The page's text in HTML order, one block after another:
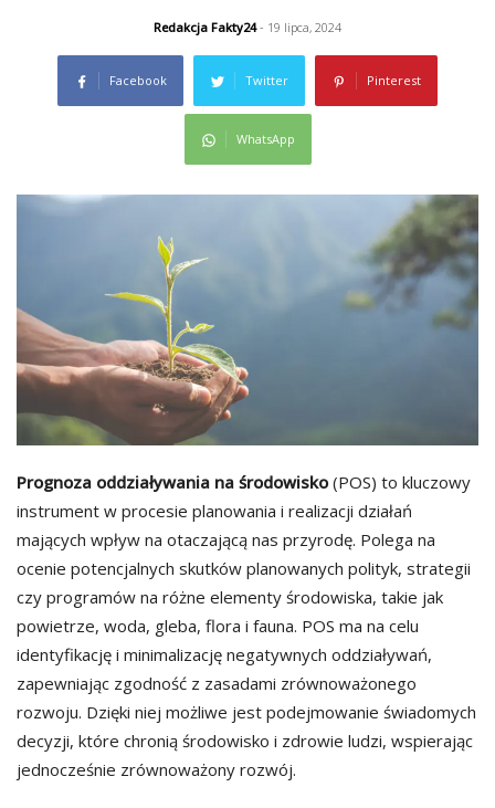
Redakcja Fakty24- 19 lipca, 2024
Facebook Twitter Pinterest
WhatsApp
Prognoza oddziaływania na środowisko(POS) to kluczowy
instrument w procesie planowania i realizacji działań
mających wpływ na otaczającą nas przyrodę. Polega na
ocenie potencjalnych skutków planowanych polityk, strategii
czy programów na różne elementy środowiska, takie jak
powietrze, woda, gleba, flora i fauna. POS ma na celu
identyfikację i minimalizację negatywnych oddziaływań,
zapewniając zgodność z zasadami zrównoważonego
rozwoju. Dzięki niej możliwe jest podejmowanie świadomych
decyzji, które chronią środowisko i zdrowie ludzi, wspierając
jednocześnie zrównoważony rozwój.